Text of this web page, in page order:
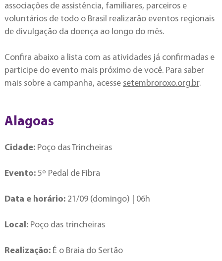
associações de assistência, familiares, parceiros e
voluntários de todo o Brasil realizarão eventos regionais
de divulgação da doença ao longo do mês.
Confira abaixo a lista com as atividades já confirmadas e
participe do evento mais próximo de você. Para saber
mais sobre a campanha, acesse setembroroxo.org.br.
Alagoas
Cidade: Poço das Trincheiras
Evento: 5º Pedal de Fibra
Data e horário: 21/09 (domingo) | 06h
Local: Poço das trincheiras
Realização: É o Braia do Sertão